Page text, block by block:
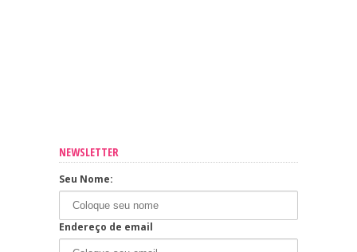
NEWSLETTER
Seu Nome:
Endereço de email